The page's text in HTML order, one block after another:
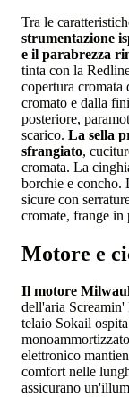
Tra le
strumentazione
e il parabrezza
tinta con la
copertura
cromato e dalla
posteriore,
scarico. La sella
sfrangiato,
cromata. La
borchie e concho.
sicure con
cromate, frange in
Motore e
Il motore
dell'aria
telaio Sokail
elettronico
comfort nelle
assicurano